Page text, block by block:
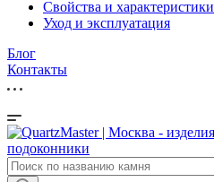
Свойства и характеристики
Уход и эксплуатация
Блог
Контакты